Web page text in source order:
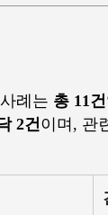
례는 총 11건
2건이며, 관